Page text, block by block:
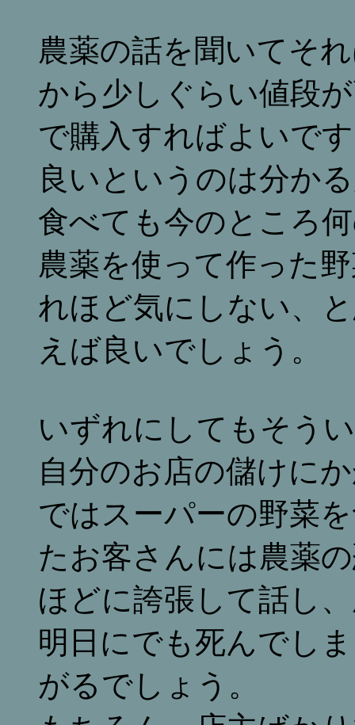
農薬の話を聞いてそ
から少しぐらい値段
で購入すればよいで
良いというのは分か
食べても今のところ
農薬を使って作った
れほど気にしない、
えば良いでしょう。
いずれにしてもそう
自分のお店の儲けに
ではスーパーの野菜
たお客さんには農薬
ほどに誇張して話し
明日にでも死んでし
がるでしょう。